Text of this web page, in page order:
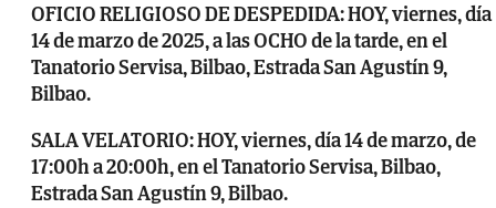
OFICIO RELIGIOSO DE DESPEDIDA: HOY, viernes, día
14 de marzo de 2025, a las OCHO de la tarde, en el
Tanatorio Servisa, Bilbao, Estrada San Agustín 9,
Bilbao.
SALA VELATORIO: HOY, viernes, día 14 de marzo, de
17:00h a 20:00h, en el Tanatorio Servisa, Bilbao,
Estrada San Agustín 9, Bilbao.